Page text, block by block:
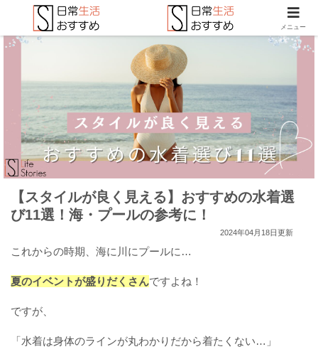
【スタイルが良く見える】おすすめの水着選
び11選！海・プールの参考に！
2024年04月18日更新
これからの時期、海に川にプールに…
夏のイベントが盛りだくさんですよね！
ですが、
「水着は身体のラインが丸わかりだから着たくない…」
メニュー